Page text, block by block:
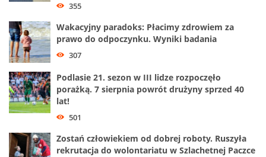
355
Wakacyjny paradoks: Płacimy zdrowiem za
prawo do odpoczynku. Wyniki badania
307
Podlasie 21. sezon w III lidze rozpoczęło
porażką. 7 sierpnia powrót drużyny sprzed 40
lat!
501
Zostań człowiekiem od dobrej roboty. Ruszyła
rekrutacja do wolontariatu w Szlachetnej Paczce